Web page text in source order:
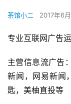
游
业
界
手
茶馆小二 2017年6
专业互联网广告
主营信息流广告
新闻，网易新闻
匙，美柚直投等